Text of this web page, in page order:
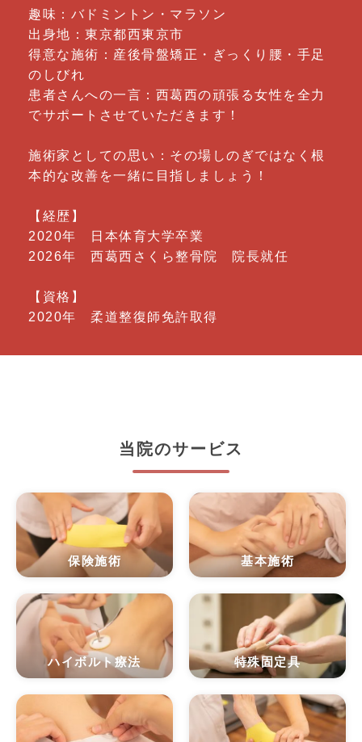
趣味：バドミントン・マラソン
出身地：東京都西東京市
得意な施術：産後骨盤矯正・ぎっくり腰・手足
のしびれ
患者さんへの一言：西葛西の頑張る女性を全力
でサポートさせていただきます！
施術家としての思い：その場しのぎではなく根
本的な改善を一緒に目指しましょう！
【経歴】
2020年 日本体育大学卒業
2026年 西葛西さくら整骨院 院長就任
【資格】
2020年 柔道整復師免許取得
当院のサービス
保険施術 基本施術
ハイボルト療法 特殊固定具